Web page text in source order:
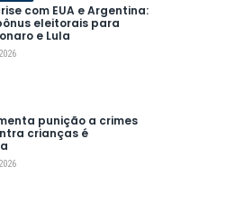
com EUA e Argentina:
eleitorais para
e Lula
punição a crimes
crianças é